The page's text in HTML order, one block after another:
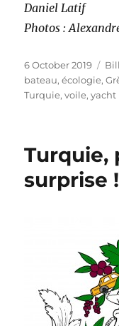
Daniel Latif
Photos :
Posted
on
6 October 2019
bateau,écologie,
Turquie,voile,yacht
Turquie,
surprise !